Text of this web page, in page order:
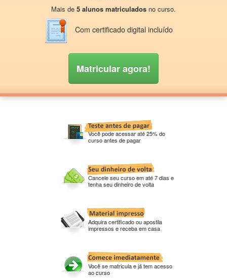
Mais de 5 alunos matriculados no curso.
Com certificado digital incluído
Matricular agora!
Você pode acessar até 25% do
curso antes de pagar
Cancele seu curso em até 7 dias e
tenha seu dinheiro de volta
Adquira certificado ou apostila
impressos e receba em casa
Você se matricula e já tem acesso
ao curso